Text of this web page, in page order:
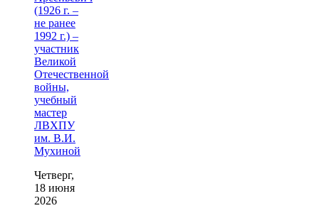
(1926 г. –
не ранее
1992 г.) –
участник
Великой
Отечественной
войны,
учебный
мастер
ЛВХПУ
им. В.И.
Мухиной
Четверг,
18 июня
2026